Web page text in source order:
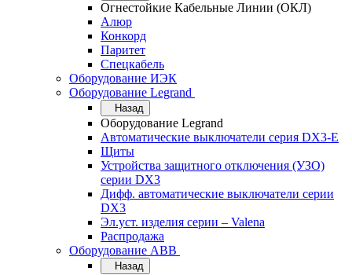
Огнестойкие Кабельные Линии (ОКЛ)
Алюр
Конкорд
Паритет
Спецкабель
Оборудование ИЭК
Оборудование Legrand
Назад
Оборудование Legrand
Автоматические выключатели серия DX3-E
Щиты
Устройства защитного отключения (УЗО)
серии DX3
Дифф. автоматические выключатели серии
DX3
Эл.уст. изделия серии – Valena
Распродажа
Оборудование АВВ
Назад